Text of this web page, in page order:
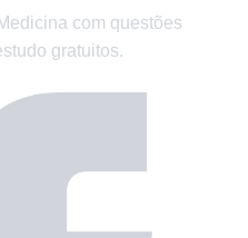
com questões
gratuitos.